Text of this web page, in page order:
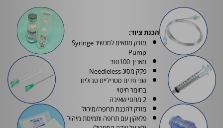
הכנת ציוד:
מזרק מתאים למכשירSyringe
Pump
מאריך 100סמ׳
פקק מסוגNeedleless
שני פדים סטריליים טבולים
בחומר חיטוי
2 מחטי שאיבה
מזרק להכנת תרופה/מיהול
פלאקון עם תרופה ותמיסת מיהול